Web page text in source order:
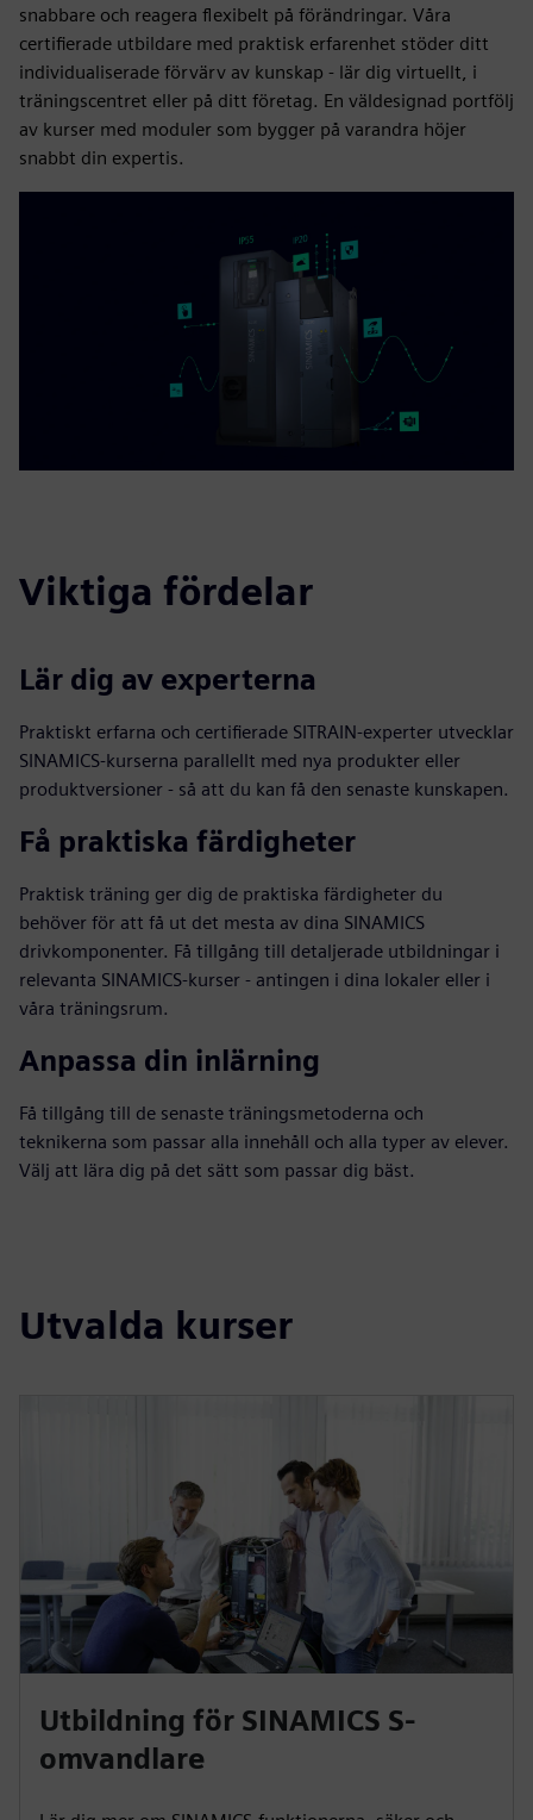
snabbare och reagera flexibelt på förändringar. Våra
certifierade utbildare med praktisk erfarenhet stöder ditt
individualiserade förvärv av kunskap - lär dig virtuellt, i
träningscentret eller på ditt företag. En väldesignad portfölj
av kurser med moduler som bygger på varandra höjer
snabbt din expertis.
Viktiga fördelar
Lär dig av experterna
Praktiskt erfarna och certifierade SITRAIN-experter utvecklar
SINAMICS-kurserna parallellt med nya produkter eller
produktversioner - så att du kan få den senaste kunskapen.
Få praktiska färdigheter
Praktisk träning ger dig de praktiska färdigheter du
behöver för att få ut det mesta av dina SINAMICS
drivkomponenter. Få tillgång till detaljerade utbildningar i
relevanta SINAMICS-kurser - antingen i dina lokaler eller i
våra träningsrum.
Anpassa din inlärning
Få tillgång till de senaste träningsmetoderna och
teknikerna som passar alla innehåll och alla typer av elever.
Välj att lära dig på det sätt som passar dig bäst.
Utvalda kurser
Utbildning för SINAMICS S-
omvandlare